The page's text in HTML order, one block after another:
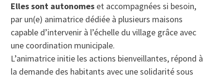
Elles sont autonomes et accompagnées si besoin,
par un(e) animatrice dédiée à plusieurs maisons
capable d’intervenir à l’échelle du village grâce avec
une coordination municipale.
L’animatrice initie les actions bienveillantes, répond à
la demande des habitants avec une solidarité sous